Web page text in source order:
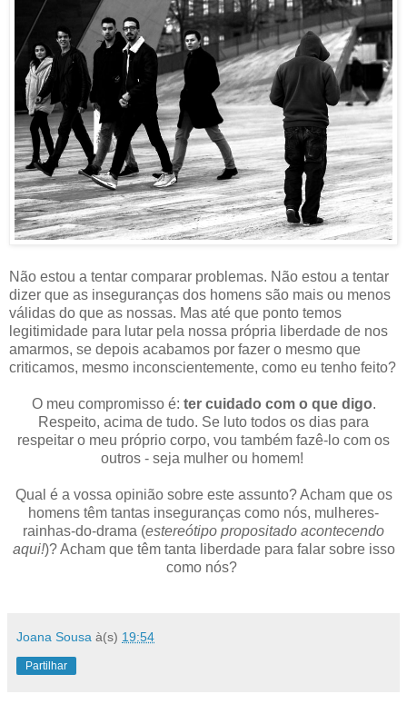
Não estou a tentar comparar problemas. Não estou a tentar
dizer que as inseguranças dos homens são mais ou menos
válidas do que as nossas. Mas até que ponto temos
legitimidade para lutar pela nossa própria liberdade de nos
amarmos, se depois acabamos por fazer o mesmo que
criticamos, mesmo inconscientemente, como eu tenho feito?
O meu compromisso é: ter cuidado com o que digo.
Respeito, acima de tudo. Se luto todos os dias para
respeitar o meu próprio corpo, vou também fazê-lo com os
outros - seja mulher ou homem!
Qual é a vossa opinião sobre este assunto? Acham que os
homens têm tantas inseguranças como nós, mulheres-
rainhas-do-drama (estereótipo propositado acontecendo
aqui!)? Acham que têm tanta liberdade para falar sobre isso
como nós?
Joana Sousa à(s) 19:54
Partilhar